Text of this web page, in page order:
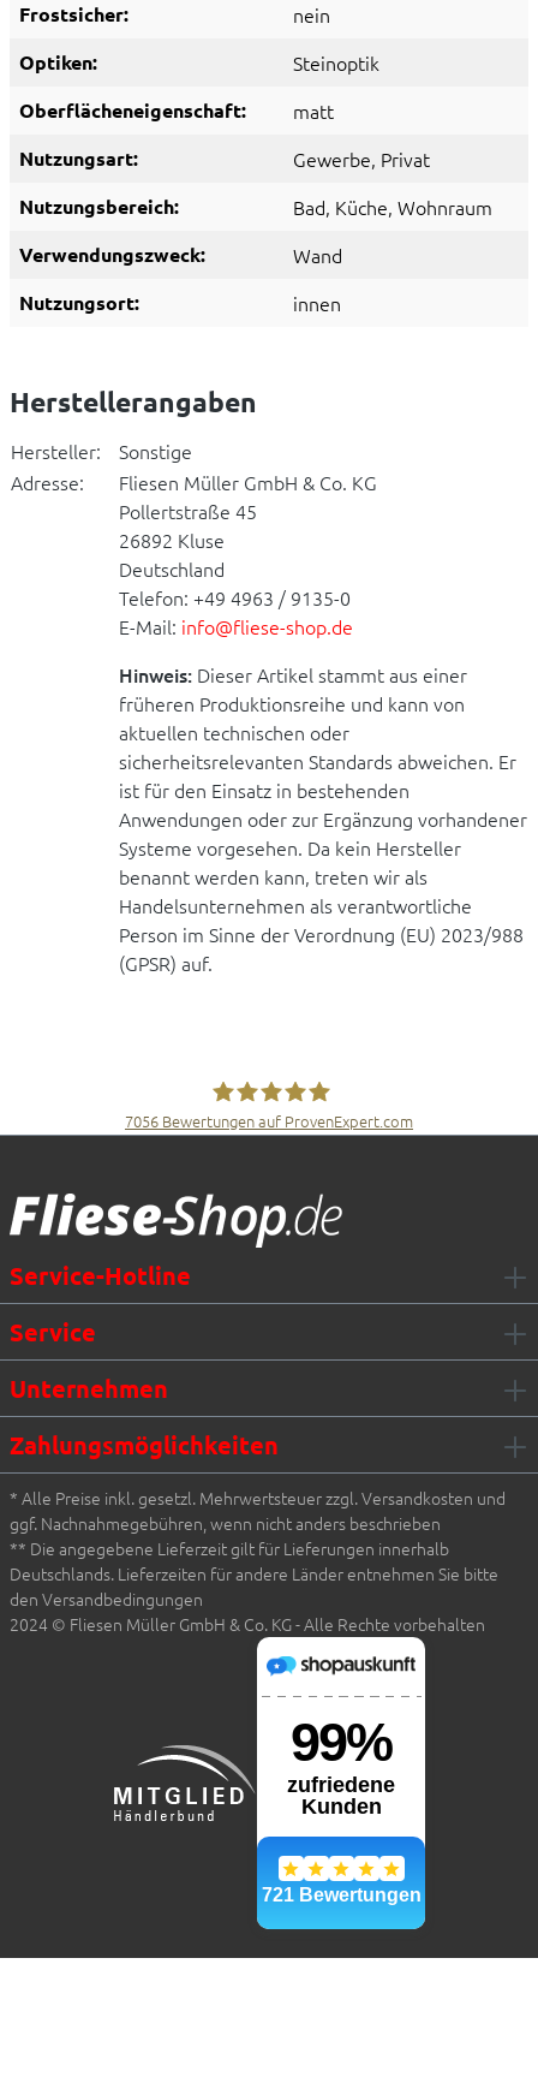
Frostsicher: nein
Optiken: Steinoptik
Oberflächeneigenschaft: matt
Nutzungsart: Gewerbe, Privat
Nutzungsbereich: Bad, Küche, Wohnraum
Verwendungszweck: Wand
Nutzungsort: innen
Herstellerangaben
Hersteller:
Sonstige
Adresse:
Fliesen Müller GmbH & Co. KG
Pollertstraße 45
26892 Kluse
Deutschland
Telefon: +49 4963 / 9135-0
E-Mail: info@fliese-shop.de
Hinweis: Dieser Artikel stammt aus einer
früheren Produktionsreihe und kann von
aktuellen technischen oder
sicherheitsrelevanten Standards abweichen. Er
ist für den Einsatz in bestehenden
Anwendungen oder zur Ergänzung vorhandener
Systeme vorgesehen. Da kein Hersteller
benannt werden kann, treten wir als
Handelsunternehmen als verantwortliche
Person im Sinne der Verordnung (EU) 2023/988
(GPSR) auf.
7056 Bewertungen auf ProvenExpert.com
Service-Hotline
Service
Unternehmen
Zahlungsmöglichkeiten
* Alle Preise inkl. gesetzl. Mehrwertsteuer zzgl. Versandkosten und
ggf. Nachnahmegebühren, wenn nicht anders beschrieben
** Die angegebene Lieferzeit gilt für Lieferungen innerhalb
Deutschlands. Lieferzeiten für andere Länder entnehmen Sie bitte
den Versandbedingungen
2024 © Fliesen Müller GmbH & Co. KG - Alle Rechte vorbehalten